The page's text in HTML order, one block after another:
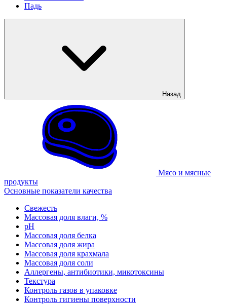
Падь
Назад
Мясо и мясные
продукты
Основные показатели качества
Свежесть
Массовая доля влаги, %
рН
Массовая доля белка
Массовая доля жира
Массовая доля крахмала
Массовая доля соли
Аллергены, антибиотики, микотоксины
Текстура
Контроль газов в упаковке
Контроль гигиены поверхности